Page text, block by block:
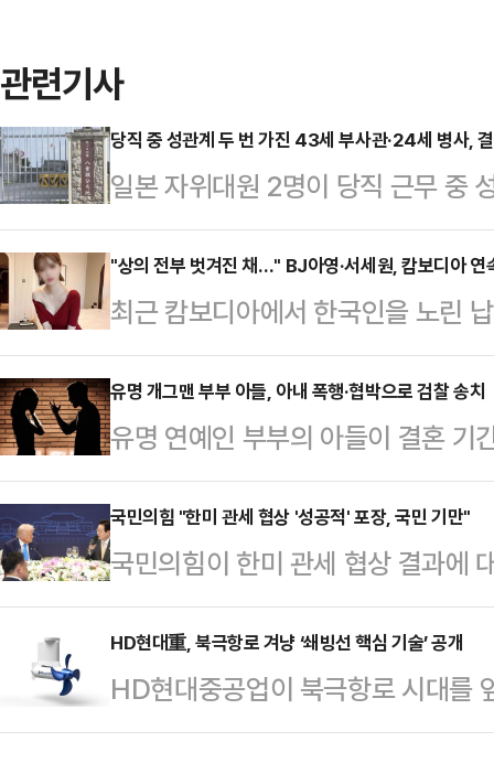
관련기사
당직 중 성관계 두 번 가진 43세 부사관·24세 병사,
일본 자위대원 2명이 당직 근무 중
받게 됐다.22일 오키나와타임즈
부사관 A(43·남)씨와 병사 B(24·
내렸다.제15고사특과연대 소속인
4일 당직 근무 중 부대에서 성관계
부대에 스스로 신고하면서 드러났
고 반성의 뜻을 나타내고 있다"고
"상의 전부 벗겨진 채…" BJ아영·서세원, 캄보디아 연
최근 캄보디아에서 한국인을 노린
년 전 고(故) BJ아영(본명 변아영)
변씨는 지난 2023년 6월2일 지인
도 프놈펜 인근 칸달주의 한 공사장
태로 발견됐다.캄보디아 현지 경찰
체포했다. 이들은 변씨가 자신들이
던 중 발작을 일으켜 사망했으며 이
지만 시신 발견 …
유명 개그맨 부부 아들, 아내 폭행·협박으로 검찰 송치
유명 연예인 부부의 아들이 결혼 기
찰 수사를 받게 됐다.30일 뉴시스
중처벌 등에 관한 법률 위반(운전
씨(31)를 지난달 30일 의정부지검
9월29일 경기 구리시 교문동 인근
중 얼굴을 때리고 신고하지 못하게
두 사람은 지난 3월 법원 조정을 통
뷰에서 …
국민의힘 "한미 관세 협상 '성공적' 포장, 국민 기만"
국민의힘이 한미 관세 협상 결과에
실의 태도는 국민을 기만하는 처사
인은 30일 논평을 통해 "한국이 향
하기로 한 것은 트럼프 전 대통령
것"이라며 "이는 결코 성공적인 협
HD현대重, 북극항로 겨냥 ‘쇄빙선 핵심 기술’ 공개
HD현대중공업이 북극항로 시대를
기술 상용화에 속도를 내고 있다